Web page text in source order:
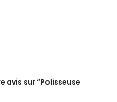
avis sur “Polisseuse